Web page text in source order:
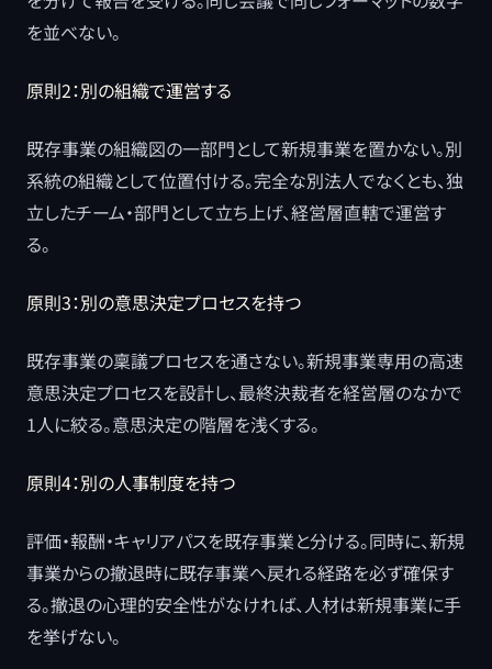
を並べない。
原則2：別の組織で運営する
既存事業の組織図の一部門として新規事業を置かない。別
系統の組織として位置付ける。完全な別法人でなくとも、独
立したチーム・部門として立ち上げ、経営層直轄で運営す
る。
原則3：別の意思決定プロセスを持つ
既存事業の稟議プロセスを通さない。新規事業専用の高速
意思決定プロセスを設計し、最終決裁者を経営層のなかで
1人に絞る。意思決定の階層を浅くする。
原則4：別の人事制度を持つ
評価・報酬・キャリアパスを既存事業と分ける。同時に、新規
事業からの撤退時に既存事業へ戻れる経路を必ず確保す
る。撤退の心理的安全性がなければ、人材は新規事業に手
を挙げない。